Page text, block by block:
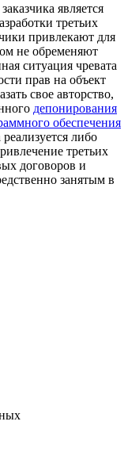
является
третьих
привлекают для
не обременяют
ситуация чревата
прав на объект
свое авторство,
депонирования
обеспечения
либо
третьих
договоров и
занятым в